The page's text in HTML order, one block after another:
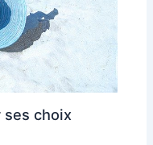
ses choix